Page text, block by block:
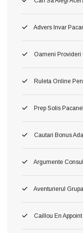
Advers Invar
Oameni Provideri
Ruleta Online
Prep Solis
Cautari Bonus
Argumente
Aventurierul
Caillou En